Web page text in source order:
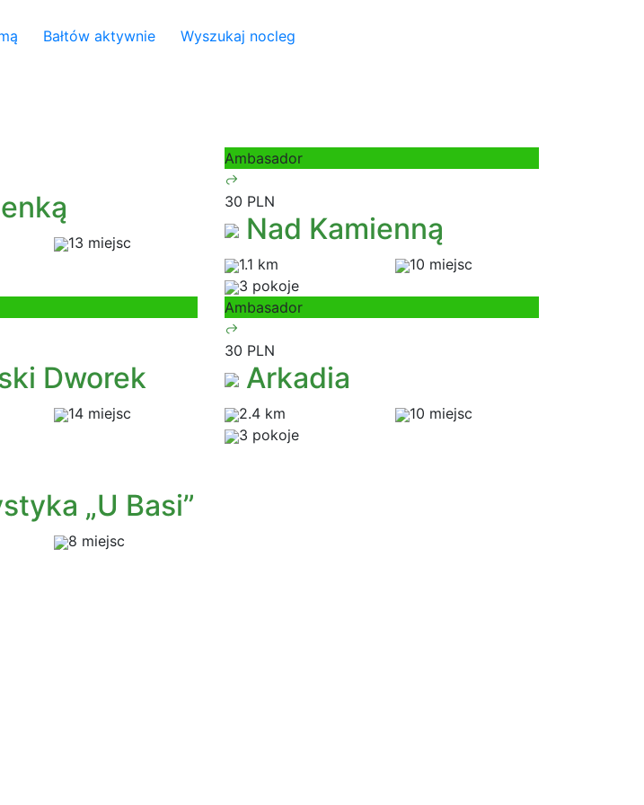
Bałtów aktywnie Wyszukaj nocleg
13 miejsc
Ambasador
30 PLN
Nad Kamienną
1.1 km
10 miejsc
3 pokoje
Dworek
14 miejsc
Ambasador
30 PLN
Arkadia
2.4 km
10 miejsc
3 pokoje
„U Basi”
8 miejsc